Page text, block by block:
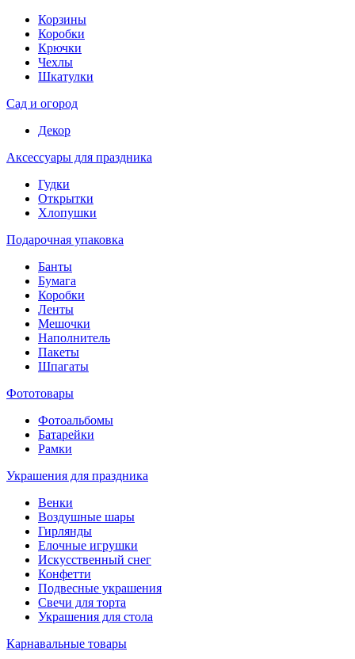
Корзины
Коробки
Крючки
Чехлы
Шкатулки
Сад и огород
Декор
Аксессуары для праздника
Гудки
Открытки
Хлопушки
Подарочная упаковка
Банты
Бумага
Коробки
Ленты
Мешочки
Наполнитель
Пакеты
Шпагаты
Фототовары
Фотоальбомы
Батарейки
Рамки
Украшения для праздника
Венки
Воздушные шары
Гирлянды
Елочные игрушки
Искусственный снег
Конфетти
Подвесные украшения
Свечи для торта
Украшения для стола
Карнавальные товары